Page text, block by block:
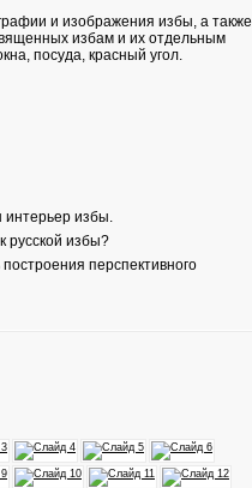
и изображения избы, а также
избам и их отдельным
посуда, красный угол.
интерьер избы.
русской избы?
перспективного